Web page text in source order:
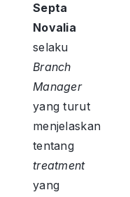
Septa
Novalia
selaku
Branch
Manager
yang turut
menjelaskan
tentang
treatment
yang